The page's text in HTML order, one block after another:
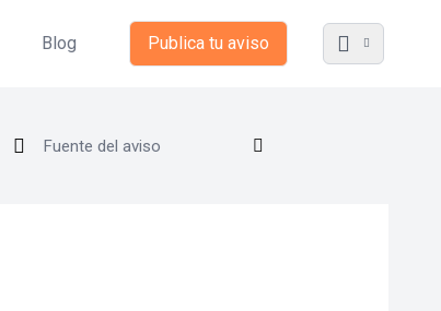
Blog Publica tu aviso